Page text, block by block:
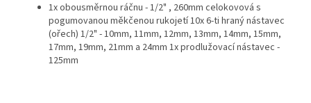
1x obousměrnou ráčnu - 1/2" , 260mm celokovová s
pogumovanou měkčenou rukojetí 10x 6-ti hraný nástavec
(ořech) 1/2" - 10mm, 11mm, 12mm, 13mm, 14mm, 15mm,
17mm, 19mm, 21mm a 24mm 1x prodlužovací nástavec -
125mm